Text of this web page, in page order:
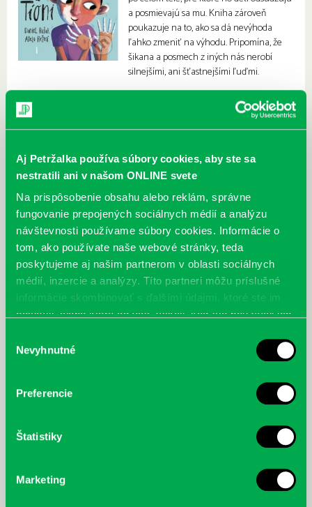
Aj Petržalka používa súbory cookies, aby ste sa
nestratili ani v našom ONLINE svete
Na prispôsobenie obsahu alebo reklám, správne
fungovanie prepojených sociálnych médií a analýzu
návštevnosti používame súbory cookies. Informácie o
tom, ako používate naše webové stránky, teda
poskytujeme aj našim partnerom v oblasti sociálnych
médií, inzercie a analýzy. Títo partneri môžu príslušné
informácie skombinovať s ďalšími údajmi, ktoré ste im
poskytli, alebo ktoré od vás získali, keď ste používali ich
súhlasu
Nevyhnutné
Preferencie
Štatistiky
Marketing
a posmievajú sa mu. Kniha zároveň
poukazuje na to, ako sa dá nevýhoda
ľahko zmeniť na výhodu. Pripomína, že
šikana a posmech z iných nás nerobí
silnejšími, ani šťastnejšími ľuďmi.
McGrath, Andy: Tadej Pogačar:
nezastaviteľný